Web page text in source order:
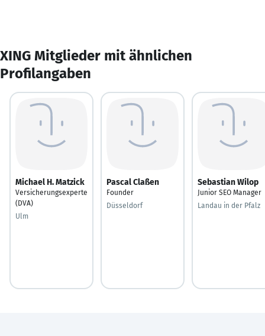
XING Mitglieder mit ähnlichen
Profilangaben
Michael H. Matzick
Versicherungsexperte
(DVA)
Ulm
Pascal Claßen
Founder
Düsseldorf
Sebastian Wilop
Junior SEO Manager
Landau in der Pfalz